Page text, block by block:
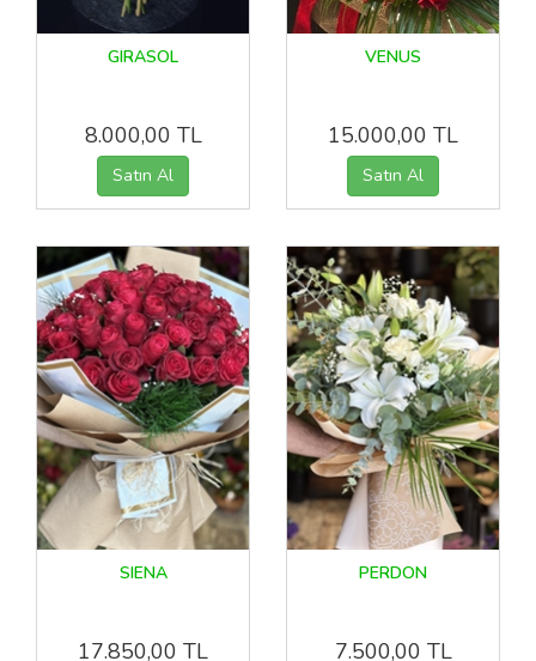
GIRASOL
8.000,00 TL
VENUS
15.000,00 TL
SIENA
17.850,00 TL
PERDON
7.500,00 TL